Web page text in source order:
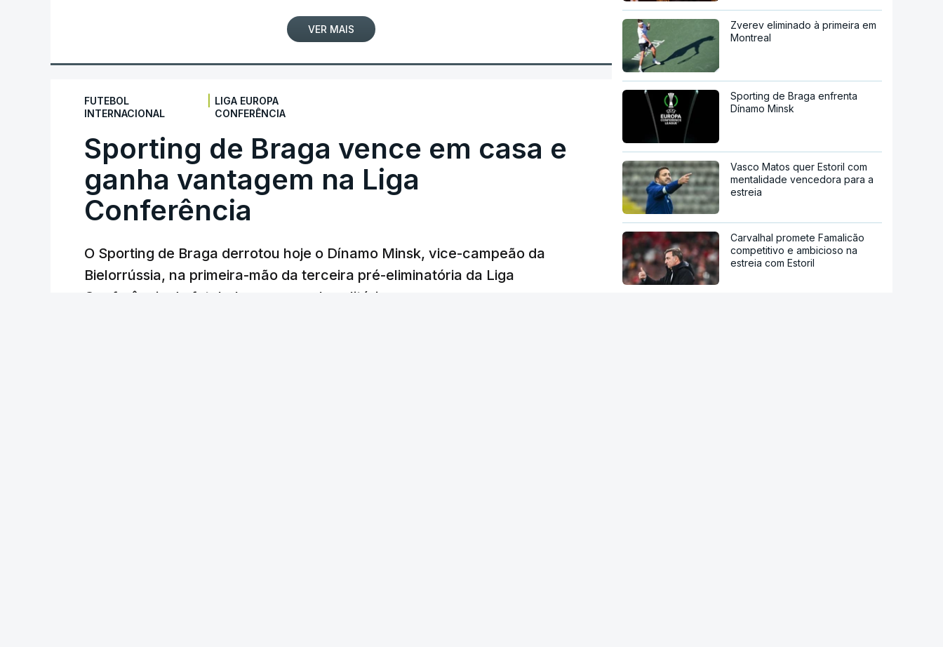
VER MAIS
FUTEBOL
INTERNACIONAL
LIGA EUROPA
CONFERÊNCIA
Sporting de Braga vence em casa e
ganha vantagem na Liga
Conferência
O Sporting de Braga derrotou hoje o Dínamo Minsk, vice-campeão da
Bielorrússia, na primeira-mão da terceira pré-eliminatória da Liga
Conferência de futebol, com um golo solitário.
Zverev eliminado à primeira em
Montreal
Sporting de Braga enfrenta
Dínamo Minsk
Vasco Matos quer Estoril com
mentalidade vencedora para a
estreia
Carvalhal promete Famalicão
competitivo e ambicioso na
estreia com Estoril